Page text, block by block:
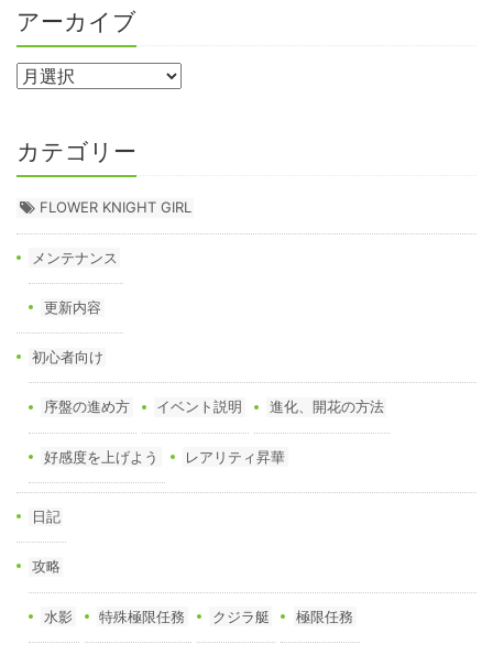
アーカイブ
カテゴリー
FLOWER KNIGHT GIRL
メンテナンス
更新内容
初心者向け
序盤の進め方 イベント説明 進化、開花の方法
好感度を上げよう レアリティ昇華
日記
攻略
水影 特殊極限任務 クジラ艇 極限任務